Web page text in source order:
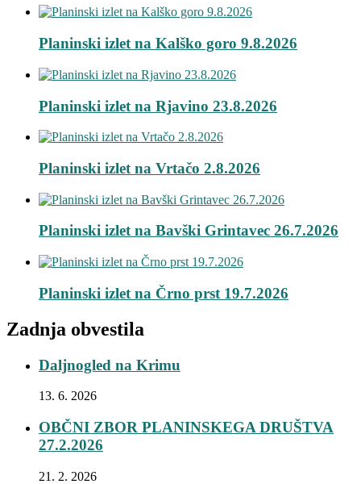
Planinski izlet na Kalško goro 9.8.2026
Planinski izlet na Rjavino 23.8.2026
Planinski izlet na Vrtačo 2.8.2026
Planinski izlet na Bavški Grintavec 26.7.2026
Planinski izlet na Črno prst 19.7.2026
Zadnja obvestila
Daljnogled na Krimu
13. 6. 2026
OBČNI ZBOR PLANINSKEGA DRUŠTVA
27.2.2026
21. 2. 2026